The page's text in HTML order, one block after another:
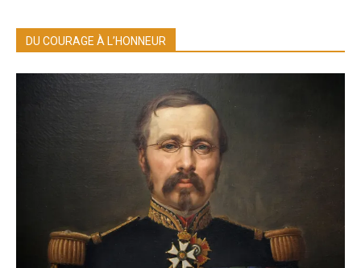
DU COURAGE À L’HONNEUR